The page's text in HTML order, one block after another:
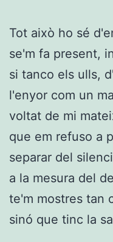
Tot això ho sé
se'm fa present,
si tanco els ulls,
l'enyor com un
voltat de mi
que em refuso a
separar del
a la mesura del
te'm mostres tan
sinó que tinc la